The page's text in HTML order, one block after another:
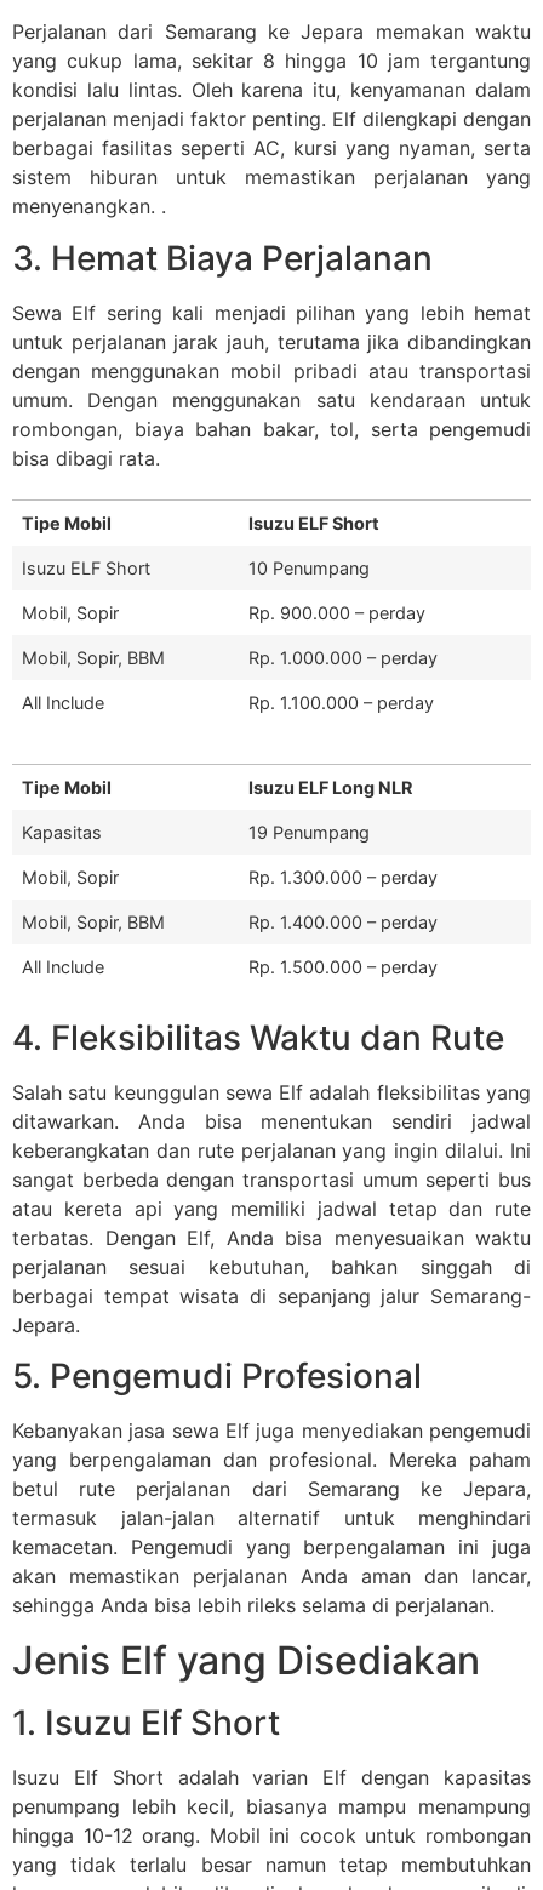
Perjalanan dari Semarang ke Jepara memakan waktu
yang cukup lama, sekitar 8 hingga 10 jam tergantung
kondisi lalu lintas. Oleh karena itu, kenyamanan dalam
perjalanan menjadi faktor penting. Elf dilengkapi dengan
berbagai fasilitas seperti AC, kursi yang nyaman, serta
sistem hiburan untuk memastikan perjalanan yang
menyenangkan. .
3. Hemat Biaya Perjalanan
Sewa Elf sering kali menjadi pilihan yang lebih hemat
untuk perjalanan jarak jauh, terutama jika dibandingkan
dengan menggunakan mobil pribadi atau transportasi
umum. Dengan menggunakan satu kendaraan untuk
rombongan, biaya bahan bakar, tol, serta pengemudi
bisa dibagi rata.
Tipe Mobil Isuzu ELF Short
Isuzu ELF Short 10 Penumpang
Mobil, Sopir Rp. 900.000 – perday
Mobil, Sopir, BBM Rp. 1.000.000 – perday
All Include Rp. 1.100.000 – perday
Tipe Mobil Isuzu ELF Long NLR
Kapasitas 19 Penumpang
Mobil, Sopir Rp. 1.300.000 – perday
Mobil, Sopir, BBM Rp. 1.400.000 – perday
All Include Rp. 1.500.000 – perday
4. Fleksibilitas Waktu dan Rute
Salah satu keunggulan sewa Elf adalah fleksibilitas yang
ditawarkan. Anda bisa menentukan sendiri jadwal
keberangkatan dan rute perjalanan yang ingin dilalui. Ini
sangat berbeda dengan transportasi umum seperti bus
atau kereta api yang memiliki jadwal tetap dan rute
terbatas. Dengan Elf, Anda bisa menyesuaikan waktu
perjalanan sesuai kebutuhan, bahkan singgah di
berbagai tempat wisata di sepanjang jalur Semarang-
Jepara.
5. Pengemudi Profesional
Kebanyakan jasa sewa Elf juga menyediakan pengemudi
yang berpengalaman dan profesional. Mereka paham
betul rute perjalanan dari Semarang ke Jepara,
termasuk jalan-jalan alternatif untuk menghindari
kemacetan. Pengemudi yang berpengalaman ini juga
akan memastikan perjalanan Anda aman dan lancar,
sehingga Anda bisa lebih rileks selama di perjalanan.
Jenis Elf yang Disediakan
1. Isuzu Elf Short
Isuzu Elf Short adalah varian Elf dengan kapasitas
penumpang lebih kecil, biasanya mampu menampung
hingga 10-12 orang. Mobil ini cocok untuk rombongan
yang tidak terlalu besar namun tetap membutuhkan